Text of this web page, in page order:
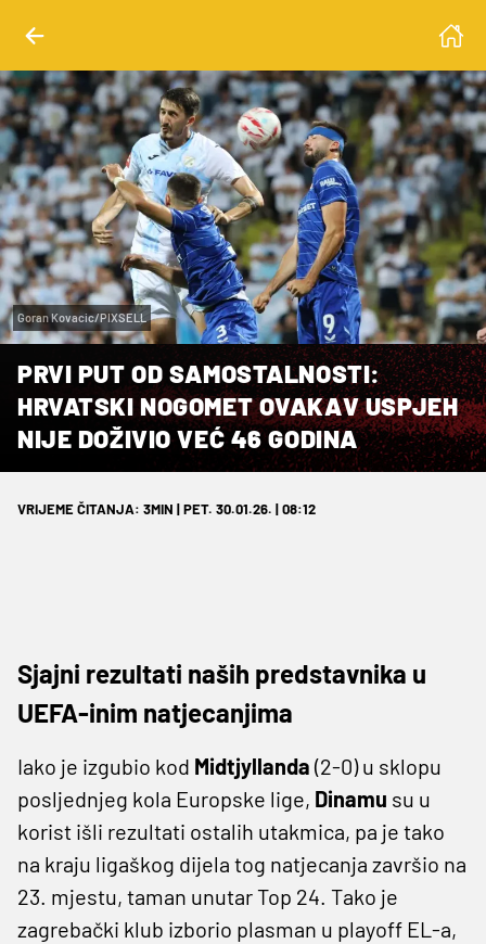
Goran Kovacic/PIXSELL
PRVI PUT OD SAMOSTALNOSTI:
HRVATSKI NOGOMET OVAKAV USPJEH
NIJE DOŽIVIO VEĆ 46 GODINA
VRIJEME ČITANJA: 3MIN | PET. 30.01.26. | 08:12
Sjajni rezultati naših predstavnika u
UEFA-inim natjecanjima
Iako je izgubio kod Midtjyllanda (2-0) u sklopu
posljednjeg kola Europske lige, Dinamu su u
korist išli rezultati ostalih utakmica, pa je tako
na kraju ligaškog dijela tog natjecanja završio na
23. mjestu, taman unutar Top 24. Tako je
zagrebački klub izborio plasman u playoff EL-a,